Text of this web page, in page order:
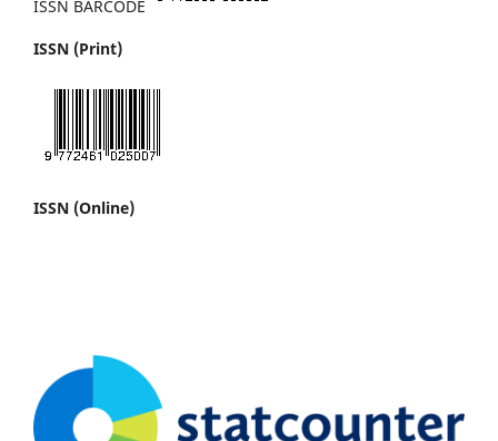
ISSN BARCODE
ISSN (Print)
ISSN (Online)